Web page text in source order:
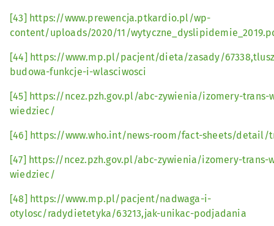
[43] https://www.prewencja.ptkardio.pl/wp-
content/uploads/2020/11/
[44] https://www.mp.pl/pacjent/dieta/zasady/
budowa-funkcje-i-wlasciwosci
[45] https://ncez.pzh.gov.pl/abc-zywienia/izomery-trans-
wiedziec/
[46] https://www.who.int/news-room/fact-sheets/detail/
[47] https://ncez.pzh.gov.pl/abc-zywienia/izomery-trans-
wiedziec/
[48] https://www.mp.pl/pacjent/nadwaga-i-
otylosc/radydietetyka/63213,jak-unikac-podjadania